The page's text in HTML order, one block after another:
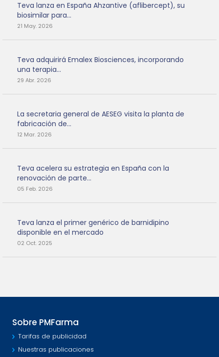
Teva lanza en España Ahzantive (aflibercept), su
biosimilar para...
21 May. 2026
Teva adquirirá Emalex Biosciences, incorporando
una terapia...
29 Abr. 2026
La secretaria general de AESEG visita la planta de
fabricación de...
12 Mar. 2026
Teva acelera su estrategia en España con la
renovación de parte...
05 Feb. 2026
Teva lanza el primer genérico de barnidipino
disponible en el mercado
02 Oct. 2025
Sobre PMFarma
Tarifas de publicidad
Nuestras publicaciones